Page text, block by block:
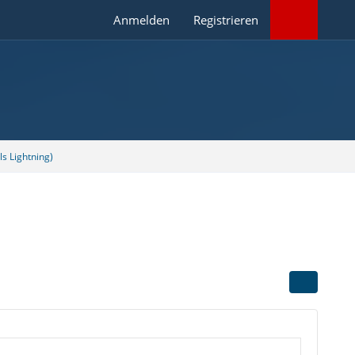
Anmelden Registrieren
Lightning)